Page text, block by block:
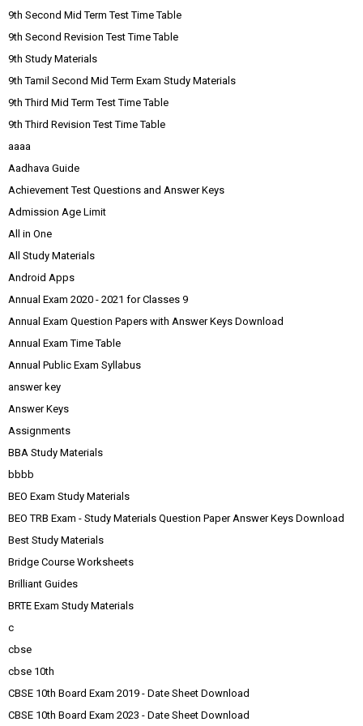
9th Second Mid Term Test Time Table
9th Second Revision Test Time Table
9th Study Materials
9th Tamil Second Mid Term Exam Study Materials
9th Third Mid Term Test Time Table
9th Third Revision Test Time Table
aaaa
Aadhava Guide
Achievement Test Questions and Answer Keys
Admission Age Limit
All in One
All Study Materials
Android Apps
Annual Exam 2020 - 2021 for Classes 9
Annual Exam Question Papers with Answer Keys Download
Annual Exam Time Table
Annual Public Exam Syllabus
answer key
Answer Keys
Assignments
BBA Study Materials
bbbb
BEO Exam Study Materials
BEO TRB Exam - Study Materials Question Paper Answer Keys Download
Best Study Materials
Bridge Course Worksheets
Brilliant Guides
BRTE Exam Study Materials
c
cbse
cbse 10th
CBSE 10th Board Exam 2019 - Date Sheet Download
CBSE 10th Board Exam 2023 - Date Sheet Download